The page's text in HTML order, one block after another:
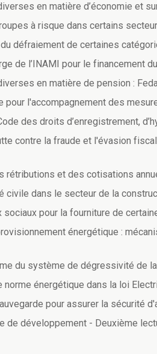
en matière d’économie et
à risque dans certains
défraiement de certaines
de l’INAMI pour le financement
en matière de pension :
pour l'accompagnement des
des droits d’enregistrement,
contre la fraude et l'évasion
rétributions et des cotisations
civile dans le secteur de la
sociaux pour la fourniture de
énergétique :
du système de dégressivité de
norme énergétique dans la loi
pour assurer la sécurité
de développement - Deuxième